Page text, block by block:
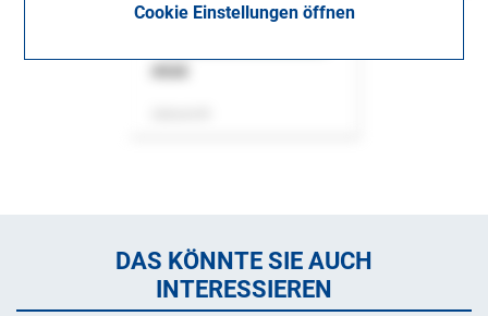
Cookie Einstellungen öffnen
DAS KÖNNTE SIE AUCH
INTERESSIEREN